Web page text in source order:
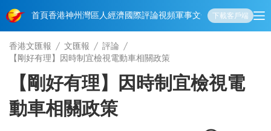
首頁香港神州 灣區人經濟國際評論視頻軍事文化 娛樂生活教育體
下載客戶端
香港文匯報 文匯報
評論
【剛好有理】因時制宜檢視電動車相關政策
【剛好有理】因時制宜檢視電
動車相關政策